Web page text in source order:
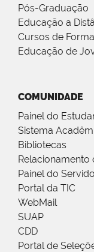
Pós-Graduação
Educação a
Cursos de
Educação de
COMUNIDADE
Painel do
Sistema
Bibliotecas
Relacionamento
Painel do
Portal da TIC
WebMail
SUAP
CDD
Portal de